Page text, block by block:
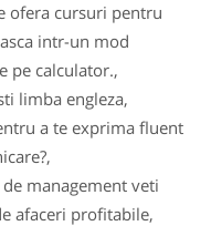
ofera cursuri pentru
intr-un mod
pe calculator.,
limba engleza,
a te exprima fluent
management veti
afaceri profitabile,